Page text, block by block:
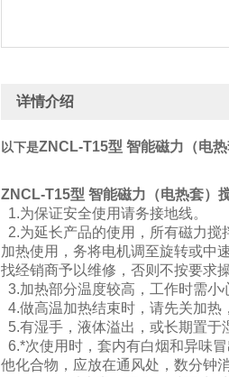
详情介绍
以下是ZNCL-T15型 智能磁力（电
ZNCL-T15型 智能磁力（电热套）
1.为保证安全使用请务接地线。
2.为延长产品的使用，所有磁力
加热使用，务将电机调至旋转或中
找经销商予以维修，否则不按要求
3.加热部分温度较高，工作时需小
4.做高温加热结束时，请先关加热
5.有湿手，液体溢出，或长期置于
6.*次使用时，套内有白烟和异味
他化合物，应放在通风处，数分钟